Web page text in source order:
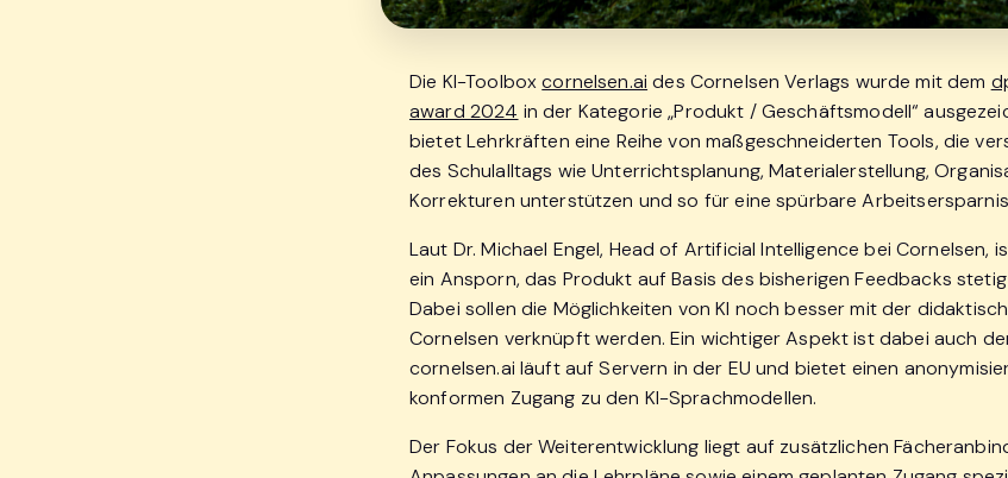
Die KI-Toolboxcornelsen.ai des Cornelsen Verlags wurde mit dem
award 2024 in der Kategorie „Produkt / Geschäftsmodell“
bietet Lehrkräften eine Reihe von maßgeschneiderten Tools, die
des Schulalltags wie Unterrichtsplanung, Materialerstellung,
Korrekturen unterstützen und so für eine spürbare
Laut Dr. Michael Engel, Head of Artificial Intelligence bei Cornelsen,
ein Ansporn, das Produkt auf Basis des bisherigen Feedbacks
Dabei sollen die Möglichkeiten von KI noch besser mit der
Cornelsen verknüpft werden. Ein wichtiger Aspekt ist dabei auch
cornelsen.ai läuft auf Servern in der EU und bietet einen
konformen Zugang zu den KI-Sprachmodellen.
Der Fokus der Weiterentwicklung liegt auf zusätzlichen